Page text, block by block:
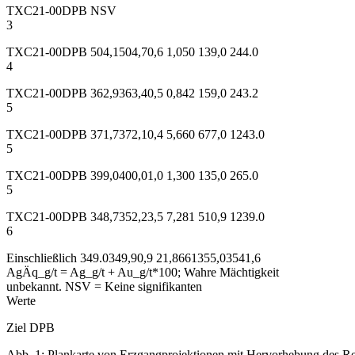
TXC21-00DPB NSV
3
TXC21-00DPB 504,1504,70,6 1,050 139,0 244.0
4
TXC21-00DPB 362,9363,40,5 0,842 159,0 243.2
5
TXC21-00DPB 371,7372,10,4 5,660 677,0 1243.0
5
TXC21-00DPB 399,0400,01,0 1,300 135,0 265.0
5
TXC21-00DPB 348,7352,23,5 7,281 510,9 1239.0
6
Einschließlich 349.0349,90,9 21,8661355,03541,6
AgÄq_g/t = Ag_g/t + Au_g/t*100; Wahre Mächtigkeit
unbekannt. NSV = Keine signifikanten
Werte
Ziel DPB